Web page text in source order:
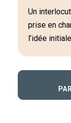
Un
prise en
l’idée